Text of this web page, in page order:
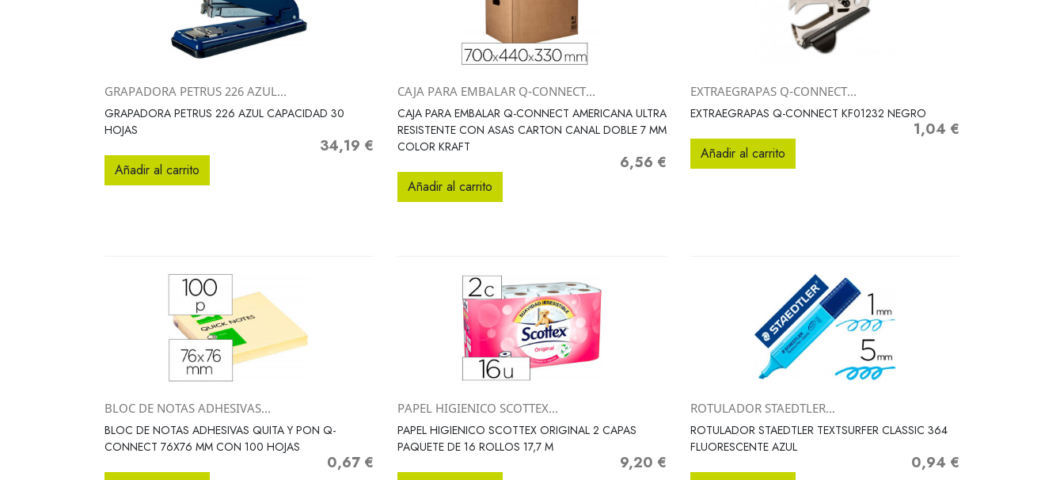
 Vista rápida
GRAPADORA PETRUS 226 AZUL...
GRAPADORA PETRUS 226 AZUL CAPACIDAD 30
HOJAS
Precio
34,19 €
Añadir al carrito
Vista rápida
CAJA PARA EMBALAR Q-CONNECT...
CAJA PARA EMBALAR Q-CONNECT AMERICANA ULTRA
RESISTENTE CON ASAS CARTON CANAL DOBLE 7 MM
COLOR KRAFT
Precio
6,56 €
Añadir al carrito
 Vista rápida
EXTRAEGRAPAS Q-CONNECT...
EXTRAEGRAPAS Q-CONNECT KF01232 NEGRO
Precio
1,04 €
Añadir al carrito
Vista rápida
BLOC DE NOTAS ADHESIVAS...
BLOC DE NOTAS ADHESIVAS QUITA Y PON Q-
CONNECT 76X76 MM CON 100 HOJAS
Precio
0,67 €
Vista rápida
PAPEL HIGIENICO SCOTTEX...
PAPEL HIGIENICO SCOTTEX ORIGINAL 2 CAPAS
PAQUETE DE 16 ROLLOS 17,7 M
Precio
9,20 €
 Vista rápida
ROTULADOR STAEDTLER...
ROTULADOR STAEDTLER TEXTSURFER CLASSIC 364
FLUORESCENTE AZUL
Precio
0,94 €